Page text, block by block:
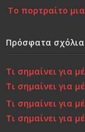
Σχολιασμός στη
Επιστροφή στην
Κάτι τελειώνει,
αργά;»…
Χτίζοντας την
Πρόσφατα σχόλια
Τι σημαίνει για
Τι σημαίνει για
Τι σημαίνει για
Τι σημαίνει για